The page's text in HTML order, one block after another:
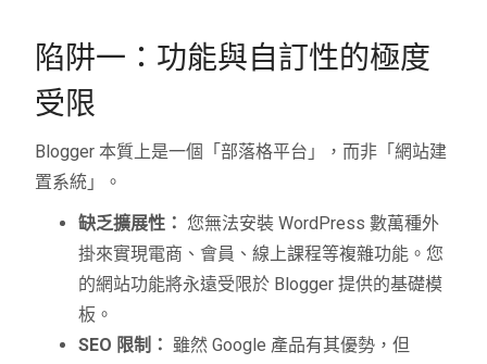
陷阱一：功能與自訂性的極度
受限
Blogger 本質上是一個「部落格平台」，而非「網站建
置系統」。
缺乏擴展性： 您無法安裝 WordPress 數萬種外
掛來實現電商、會員、線上課程等複雜功能。您
的網站功能將永遠受限於 Blogger 提供的基礎模
板。
SEO 限制： 雖然 Google 產品有其優勢，但